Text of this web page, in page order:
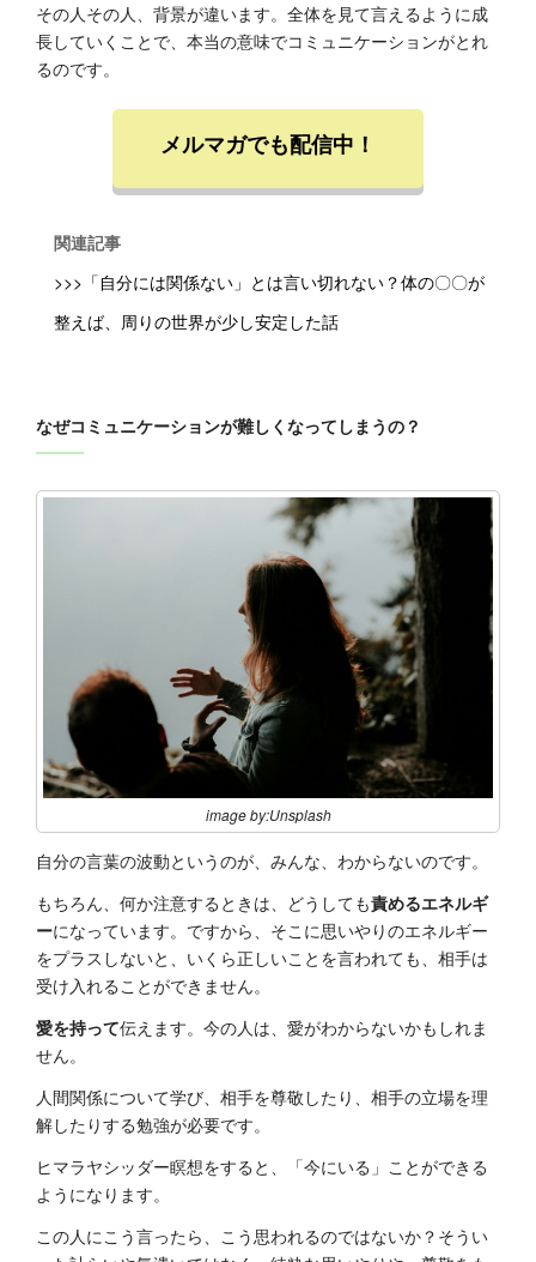
その人その人、背景が違います。全体を見て言えるように成
長していくことで、本当の意味でコミュニケーションがとれ
るのです。
メルマガでも配信中！
関連記事
>>>「自分には関係ない」とは言い切れない？体の〇〇が
整えば、周りの世界が少し安定した話
なぜコミュニケーションが難しくなってしまうの？
image by:Unsplash
自分の言葉の波動というのが、みんな、わからないのです。
もちろん、何か注意するときは、どうしても責めるエネルギ
ーになっています。ですから、そこに思いやりのエネルギー
をプラスしないと、いくら正しいことを言われても、相手は
受け入れることができません。
愛を持って伝えます。今の人は、愛がわからないかもしれま
せん。
人間関係について学び、相手を尊敬したり、相手の立場を理
解したりする勉強が必要です。
ヒマラヤシッダー瞑想をすると、「今にいる」ことができる
ようになります。
この人にこう言ったら、こう思われるのではないか？そうい